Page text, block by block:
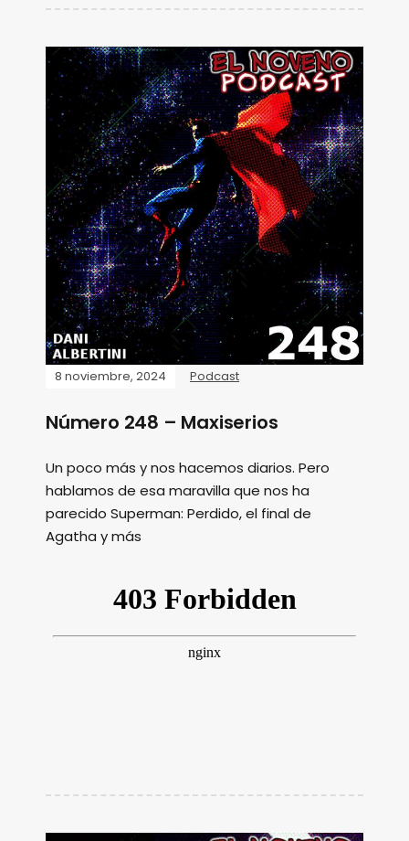
8 noviembre, 2024 Podcast
Número 248 – Maxiserios
Un poco más y nos hacemos diarios. Pero
hablamos de esa maravilla que nos ha
parecido Superman: Perdido, el final de
Agatha y más